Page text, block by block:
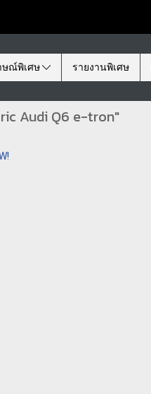
ษณ์พิเศษ รายงานพิเศษ
Audi Q6 e-tron"